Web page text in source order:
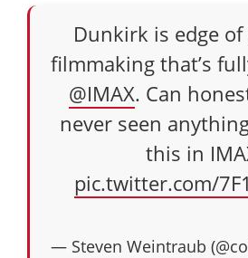
Dunkirk is edge
filmmaking that’s
@IMAX. Can
never seen
this in
pic.twitter.com/
— Steven Weintraub